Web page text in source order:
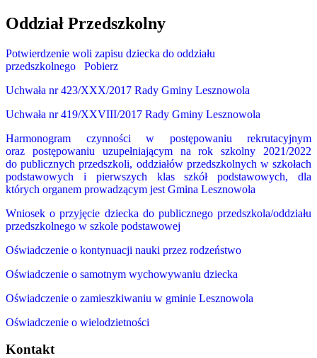
Oddział Przedszkolny
Potwierdzenie woli zapisu dziecka do oddziału
przedszkolnego
Pobierz
Uchwała nr 423/XXX/2017 Rady Gminy Lesznowola
Uchwała nr 419/XXVIII/2017 Rady Gminy Lesznowola
Harmonogram czynności w postępowaniu rekrutacyjnym
oraz postępowaniu uzupełniającym na rok szkolny 2021/2022
do publicznych przedszkoli, oddziałów przedszkolnych w szkołach
podstawowych i pierwszych klas szkół podstawowych, dla
których organem prowadzącym jest Gmina Lesznowola
Wniosek o przyjęcie dziecka do publicznego przedszkola/oddziału
przedszkolnego w szkole podstawowej
Oświadczenie o kontynuacji nauki przez rodzeństwo
Oświadczenie o samotnym wychowywaniu dziecka
Oświadczenie o zamieszkiwaniu w gminie Lesznowola
Oświadczenie o wielodzietności
Kontakt